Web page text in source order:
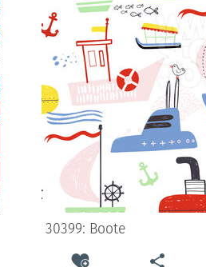
30399: Boote